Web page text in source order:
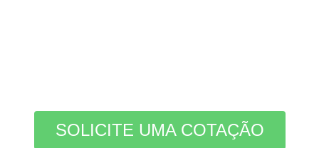
SOLICITE UMA COTAÇÃO